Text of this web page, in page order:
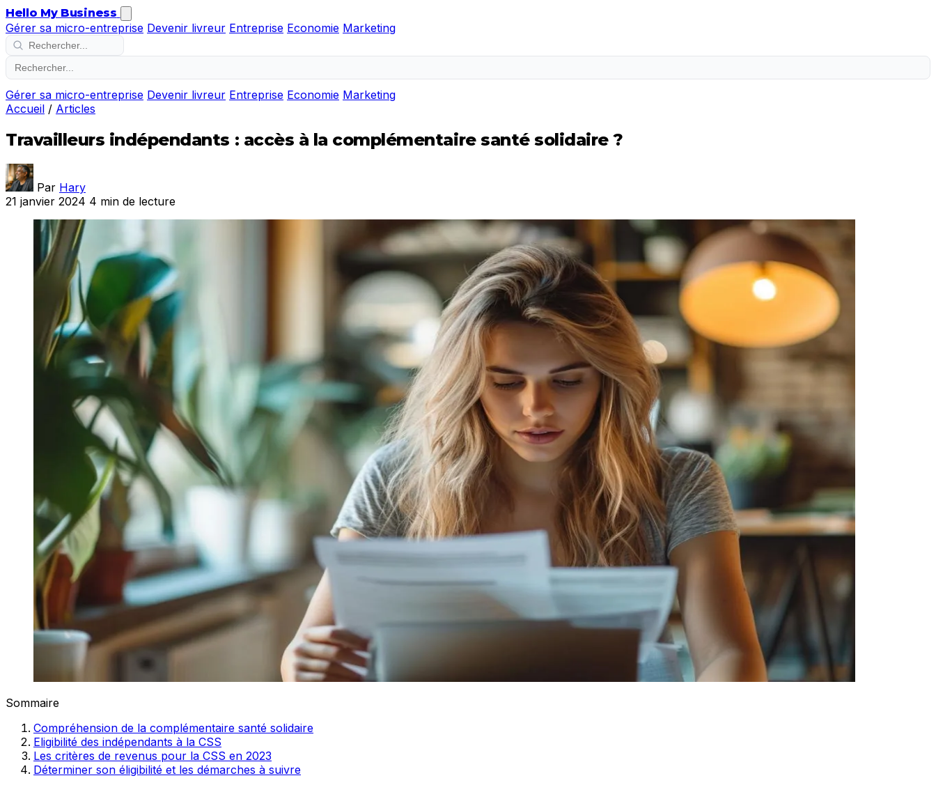
Hello My Business
Gérer sa micro-entreprise Devenir livreur Entreprise Economie Marketing
Gérer sa micro-entreprise Devenir livreur Entreprise Economie Marketing
Accueil / Articles
Travailleurs indépendants : accès à la complémentaire santé solidaire ?
Par Hary
21 janvier 2024 4 min de lecture
Sommaire
Compréhension de la complémentaire santé solidaire
Eligibilité des indépendants à la CSS
Les critères de revenus pour la CSS en 2023
Déterminer son éligibilité et les démarches à suivre